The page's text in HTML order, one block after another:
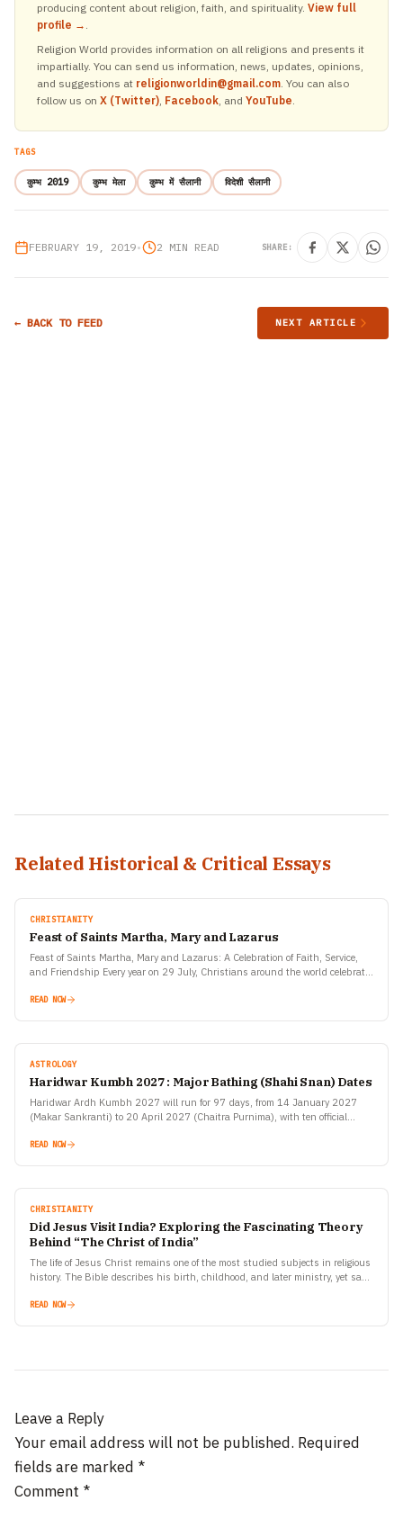
producing content about religion, faith, and spirituality. View full
profile → .
Religion World provides information on all religions and presents it
impartially. You can send us information, news, updates, opinions,
and suggestions at religionworldin@gmail.com. You can also
follow us on X (Twitter), Facebook, and YouTube.
TAGS
कुम्भ 2019 कुम्भ मेला कुम्भ में सैलानी विदेशी सैलानी
FEBRUARY 19, 2019• 2 MIN READ SHARE:
← BACK TO FEED NEXT ARTICLE
Related Historical & Critical Essays
CHRISTIANITY
Feast of Saints Martha, Mary and Lazarus
Feast of Saints Martha, Mary and Lazarus: A Celebration of Faith, Service,
and Friendship Every year on 29 July, Christians around the world celebrate
READ NOW
ASTROLOGY
Haridwar Kumbh 2027 : Major Bathing (Shahi Snan) Dates
Haridwar Ardh Kumbh 2027 will run for 97 days, from 14 January 2027
(Makar Sankranti) to 20 April 2027 (Chaitra Purnima), with ten official
READ NOW
CHRISTIANITY
Did Jesus Visit India? Exploring the Fascinating Theory
Behind “The Christ of India”
The life of Jesus Christ remains one of the most studied subjects in religious
history. The Bible describes his birth, childhood, and later ministry, yet says
READ NOW
Leave a Reply
Your email address will not be published. Required
fields are marked *
Comment *